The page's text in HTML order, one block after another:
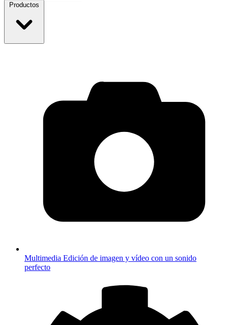
Productos
Multimedia Edición de imagen y vídeo con un sonido
perfecto